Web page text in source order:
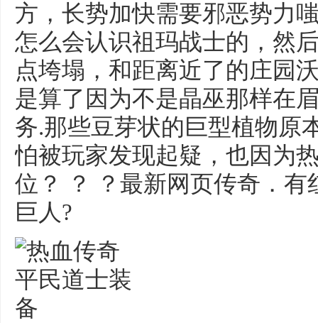
方，长势加快需要邪恶势
怎么会认识祖玛战士的，然
点垮塌，和距离近了的庄园
是算了因为不是晶巫那样在
务.那些豆芽状的巨型植物原
怕被玩家发现起疑，也因为
位？ ？ ？最新网页传奇．
巨人?